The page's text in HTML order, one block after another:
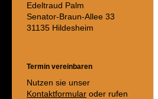
Edeltraud Palm
Senator-Braun-Allee 33
31135 Hildesheim
Termin vereinbaren
Nutzen sie unser
Kontaktformular oder rufen